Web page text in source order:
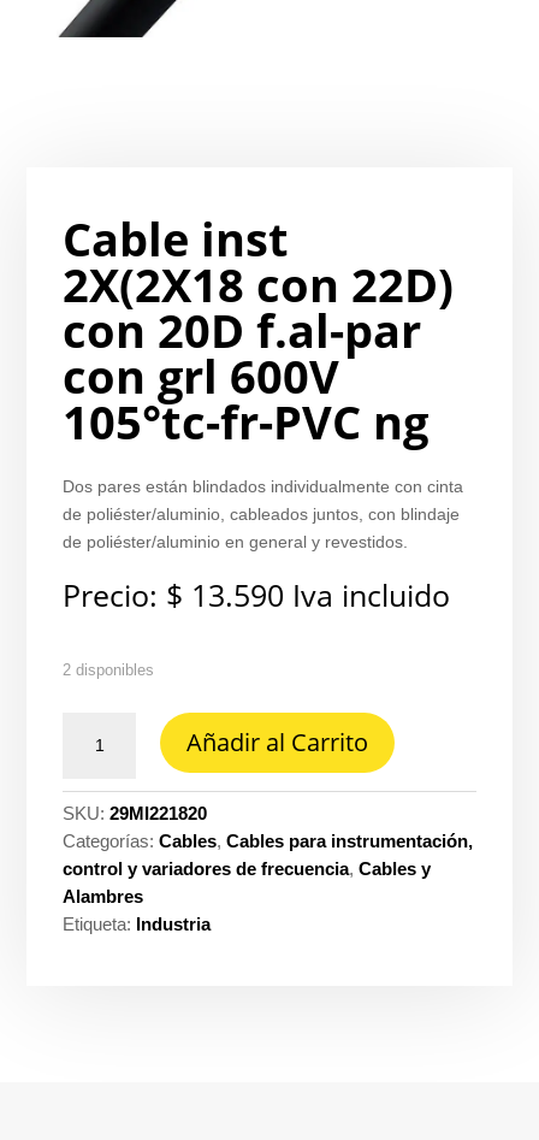
Cable inst
2X(2X18 con 22D)
con 20D f.al-par
con grl 600V
105°tc-fr-PVC ng
Dos pares están blindados individualmente con cinta
de poliéster/aluminio, cableados juntos, con blindaje
de poliéster/aluminio en general y revestidos.
Precio: $ 13.590 Iva incluido
2 disponibles
con
22D)
con
20D
f.al-
Añadir al Carrito
SKU:29MI221820
Categorías:Cables,Cables para instrumentación,
control y variadores de frecuencia,Cables y
Alambres
Etiqueta: Industria